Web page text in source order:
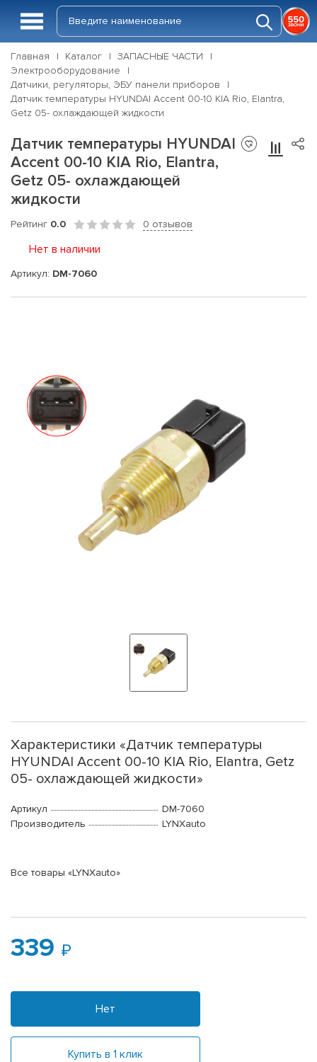
Главная Каталог
ЗАПАСНЫЕ ЧАСТИ
Электрооборудование
Датчики, регуляторы, ЭБУ панели приборов
Датчик температуры HYUNDAI Accent 00-10 KIA Rio, Elantra,
Getz 05- охлаждающей жидкости
Датчик температуры HYUNDAI
Accent 00-10 KIA Rio, Elantra,
Getz 05- охлаждающей
жидкости
Рейтинг 0.0 0 отзывов
Нет в наличии
Артикул: DM-7060
Характеристики «Датчик температуры
HYUNDAI Accent 00-10 KIA Rio, Elantra, Getz
05- охлаждающей жидкости»
Артикул
DM-7060
Производитель
LYNXauto
Все товары «LYNXauto»
339
Нет
Купить в 1 клик